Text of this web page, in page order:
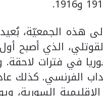
هذه الجمعيّة،
الفرنسي. كذلك
الإقليمية